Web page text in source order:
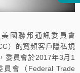
國聯邦通訊委員會
）的寬頻客戶隱私規
委員會於2017年3月1
會（Federal Trade